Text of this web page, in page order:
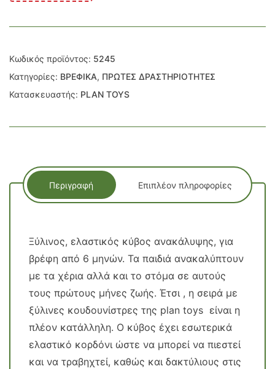
Κωδικός προϊόντος: 5245
Κατηγορίες: ΒΡΕΦΙΚΑ, ΠΡΩΤΕΣ ΔΡΑΣΤΗΡΙΟΤΗΤΕΣ
Κατασκευαστής: PLAN TOYS
Περιγραφή Επιπλέον πληροφορίες
Ξύλινος, ελαστικός κύβος ανακάλυψης, για
βρέφη από 6 μηνών. Τα παιδιά ανακαλύπτουν
με τα χέρια αλλά και το στόμα σε αυτούς
τους πρώτους μήνες ζωής. Έτσι , η σειρά με
ξύλινες κουδουνίστρες της plan toys είναι η
πλέον κατάλληλη. Ο κύβος έχει εσωτερικά
ελαστικό κορδόνι ώστε να μπορεί να πιεστεί
και να τραβηχτεί, καθώς και δακτύλιους στις